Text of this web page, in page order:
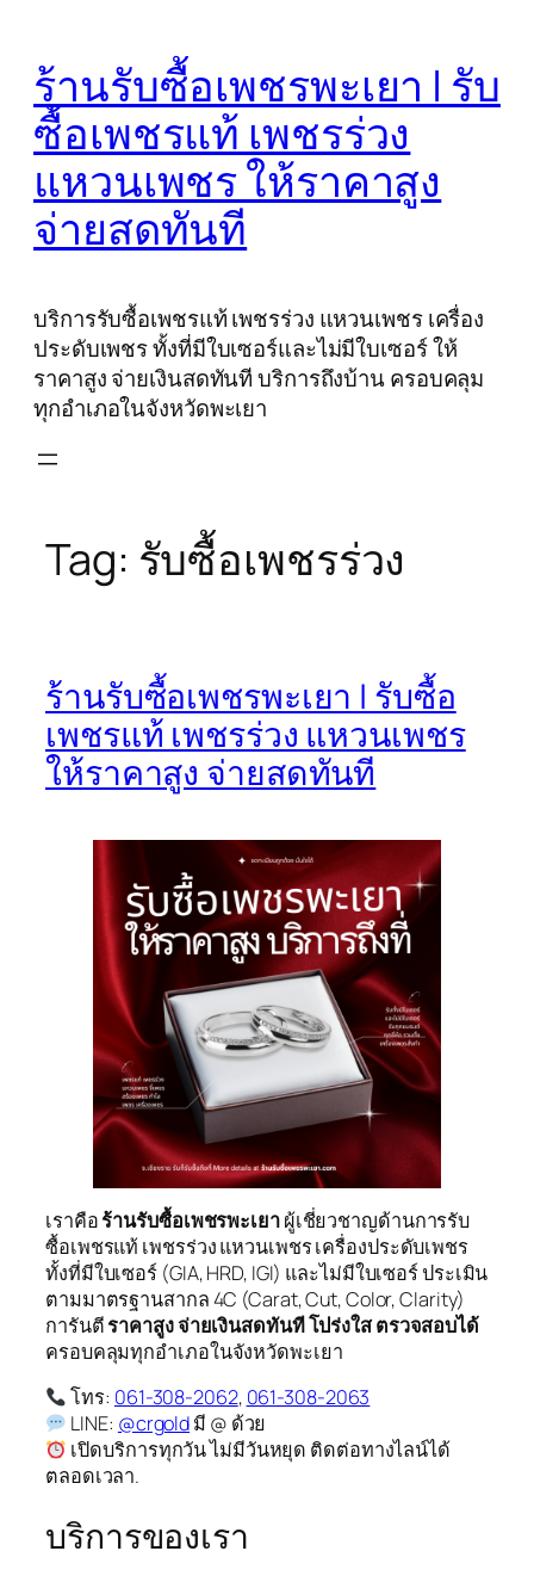
content
ร้านรับซื้อเพชรพะเยา | รับ
ซื้อเพชรแท้ เพชรร่วง
แหวนเพชร ให้ราคาสูง
จ่ายสดทันที
บริการรับซื้อเพชรแท้ เพชรร่วง แหวนเพชร เครื่อง
ประดับเพชร ทั้งที่มีใบเซอร์และไม่มีใบเซอร์ ให้
ราคาสูง จ่ายเงินสดทันที บริการถึงบ้าน ครอบคลุม
ทุกอำเภอในจังหวัดพะเยา
Tag: รับซื้อเพชรร่วง
ร้านรับซื้อเพชรพะเยา | รับซื้อ
เพชรแท้ เพชรร่วง แหวนเพชร
ให้ราคาสูง จ่ายสดทันที
เราคือร้านรับซื้อเพชรพะเยาผู้เชี่ยวชาญด้านการรับ
ซื้อเพชรแท้ เพชรร่วง แหวนเพชร เครื่องประดับเพชร
ทั้งที่มีใบเซอร์ (GIA, HRD, IGI) และไม่มีใบเซอร์ ประเมิน
ตามมาตรฐานสากล 4C (Carat, Cut, Color, Clarity)
การันตีราคาสูง จ่ายเงินสดทันที โปร่งใส ตรวจสอบได้
ครอบคลุมทุกอำเภอในจังหวัดพะเยา
โทร: 061-308-2062, 061-308-2063
LINE: @crgoldมี @ ด้วย
เปิดบริการทุกวัน ไม่มีวันหยุด ติดต่อทางไลน์ได้
ตลอดเวลา.
บริการของเรา